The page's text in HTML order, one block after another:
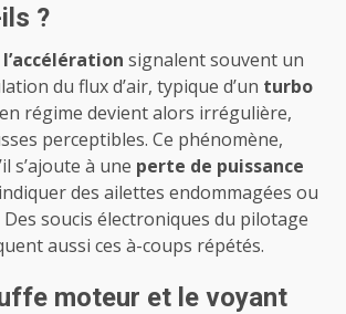
?
signalent souvent un
du flux d’air, typique d’un turbo
régime devient alors irrégulière,
perceptibles. Ce phénomène,
s’ajoute à une perte de puissance
des ailettes endommagées ou
Des soucis électroniques du pilotage
aussi ces à-coups répétés.
moteur et le voyant